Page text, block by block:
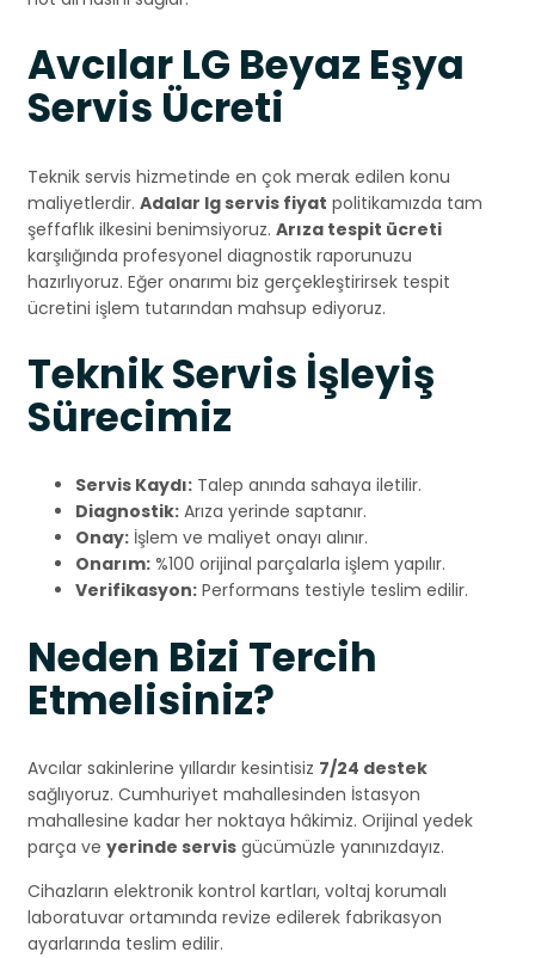
Avcılar LG Beyaz Eşya
Servis Ücreti
Teknik servis hizmetinde en çok merak edilen konu
maliyetlerdir. Adalar lg servis fiyat politikamızda tam
şeffaflık ilkesini benimsiyoruz. Arıza tespit ücreti
karşılığında profesyonel diagnostik raporunuzu
hazırlıyoruz. Eğer onarımı biz gerçekleştirirsek tespit
ücretini işlem tutarından mahsup ediyoruz.
Teknik Servis İşleyiş
Sürecimiz
Servis Kaydı: Talep anında sahaya iletilir.
Diagnostik: Arıza yerinde saptanır.
Onay: İşlem ve maliyet onayı alınır.
Onarım: %100 orijinal parçalarla işlem yapılır.
Verifikasyon: Performans testiyle teslim edilir.
Neden Bizi Tercih
Etmelisiniz?
Avcılar sakinlerine yıllardır kesintisiz 7/24 destek
sağlıyoruz. Cumhuriyet mahallesinden İstasyon
mahallesine kadar her noktaya hâkimiz. Orijinal yedek
parça ve yerinde servis gücümüzle yanınızdayız.
Cihazların elektronik kontrol kartları, voltaj korumalı
laboratuvar ortamında revize edilerek fabrikasyon
ayarlarında teslim edilir.